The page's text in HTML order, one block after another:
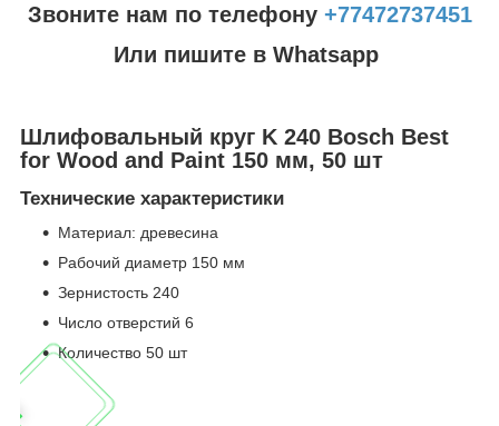
Звоните нам по телефону +77472737451
Или пишите в Whatsapp
Шлифовальный круг K 240 Bosch Best
for Wood and Paint 150 мм, 50 шт
Технические характеристики
Материал: древесина
Рабочий диаметр 150 мм
Зернистость 240
Число отверстий 6
Количество 50 шт